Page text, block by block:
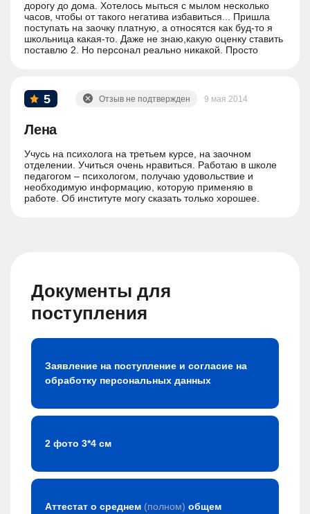
дорогу до дома. Хотелось мыться с мылом несколько
часов, чтобы от такого негатива избавиться... Пришла
поступать на заочку платную, а относятся как буд-то я
школьница какая-то. Даже не знаю,какую оценку ставить
поставлю 2. Но персонал реально никакой. Просто
5
Лена
9 мая 2014
Отзыв не подтвержден
Учусь на психолога на третьем курсе, на заочном
отделении. Учиться очень нравиться. Работаю в школе
педагогом – психологом, получаю удовольствие и
необходимую информацию, которую применяю в
работе. Об институте могу сказать только хорошее.
Документы для
поступления
Заявление на поступление и согласие на
обработку персональных данных
2 фото 3*4 см
Аттестат о среднем (полном) общем